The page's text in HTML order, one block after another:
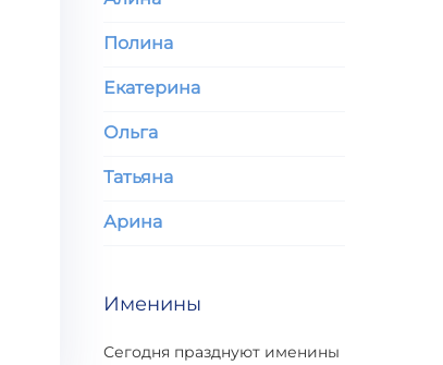
Полина
Екатерина
Ольга
Татьяна
Арина
Именины
Сегодня празднуют именины